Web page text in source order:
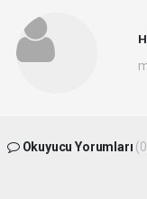
Okuyucu Yorumları